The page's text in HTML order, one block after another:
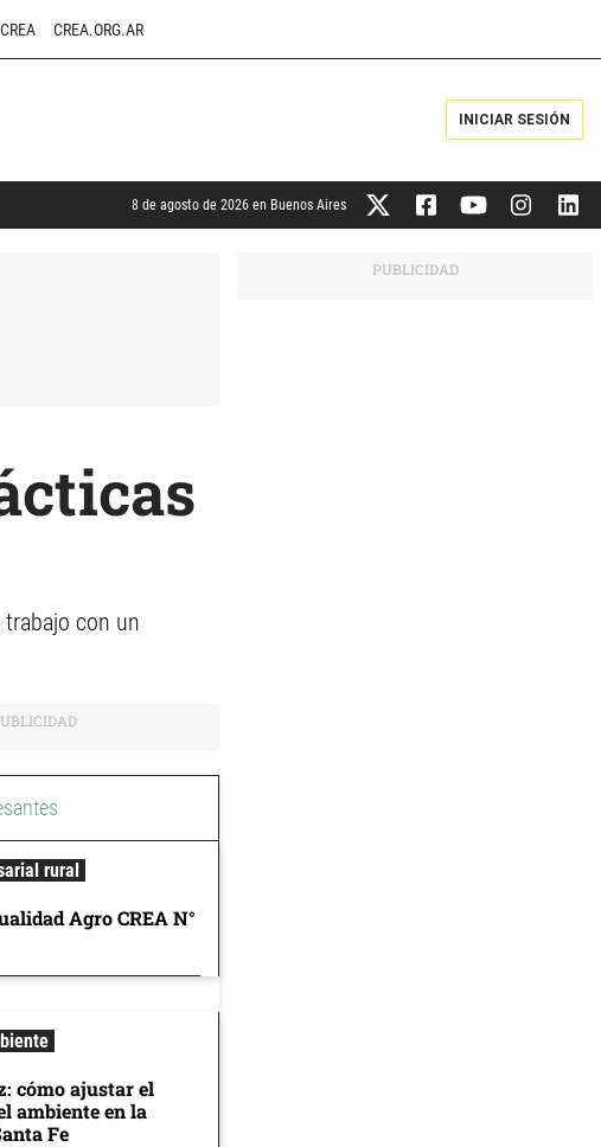
CREA.ORG.AR
INICIAR SESIÓN
8 de agosto de 2026 en Buenos Aires
trabajo con un
rural
Agro CREA N°
cómo ajustar el
ambiente en la
Fe